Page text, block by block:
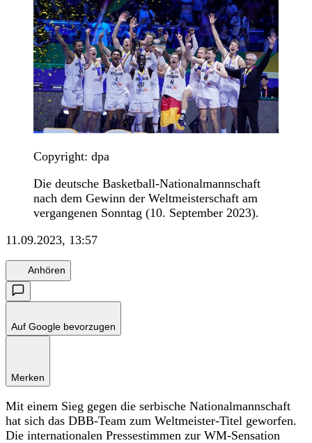
Copyright: dpa
Die deutsche Basketball-Nationalmannschaft
nach dem Gewinn der Weltmeisterschaft am
vergangenen Sonntag (10. September 2023).
11.09.2023, 13:57
Anhören
Auf Google bevorzugen
Merken
Mit einem Sieg gegen die serbische Nationalmannschaft
hat sich das DBB-Team zum Weltmeister-Titel geworfen.
Die internationalen Pressestimmen zur WM-Sensation